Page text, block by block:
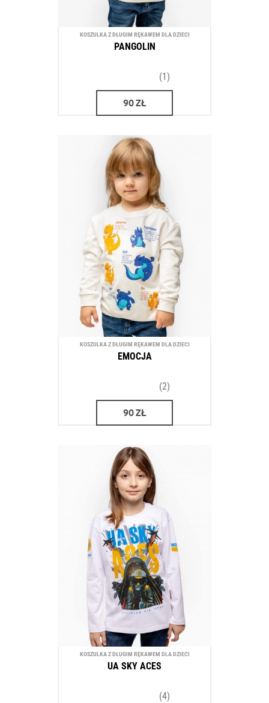
KOSZULKA Z DŁUGIM RĘKAWEM DLA DZIECI
PANGOLIN
(1)
90ZŁ
KOSZULKA Z DŁUGIM RĘKAWEM DLA DZIECI
EMOCJA
(2)
90ZŁ
KOSZULKA Z DŁUGIM RĘKAWEM DLA DZIECI
UA SKY ACES
(4)